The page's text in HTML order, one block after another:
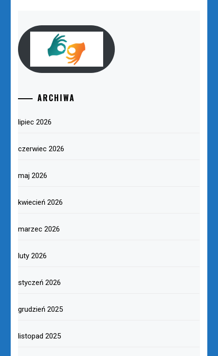
ARCHIWA
lipiec 2026
czerwiec 2026
maj 2026
kwiecień 2026
marzec 2026
luty 2026
styczeń 2026
grudzień 2025
listopad 2025